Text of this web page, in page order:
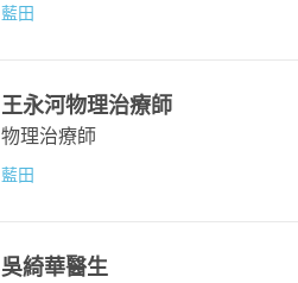
藍田
王永河物理治療師
物理治療師
藍田
吳綺華醫生